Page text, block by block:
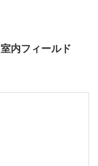
内フィールド